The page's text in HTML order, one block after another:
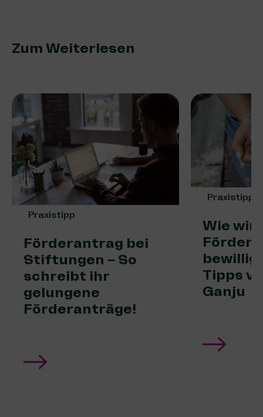
Zum Weiterlesen
Praxistipp
Förderantrag bei
Stiftungen – So
schreibt ihr
gelungene
Förderanträge!
Praxistipp
Wie
Tipps
Ganju